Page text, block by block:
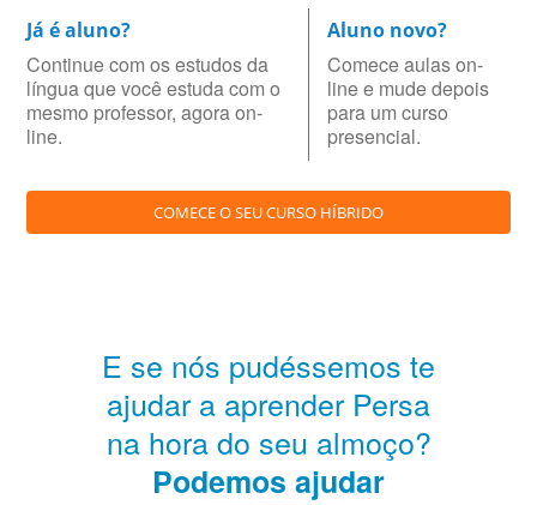
Já é aluno?
Continue com os estudos da
língua que você estuda com o
mesmo professor, agora on-
line.
Aluno novo?
Comece aulas on-
line e mude depois
para um curso
presencial.
COMECE O SEU CURSO HÍBRIDO
E se nós pudéssemos te
ajudar a aprender Persa
na hora do seu almoço?
Podemos ajudar